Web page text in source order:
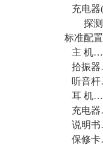
充电器
探测
标准配置
主 机
拾振
听音
耳
充电
说明
保修